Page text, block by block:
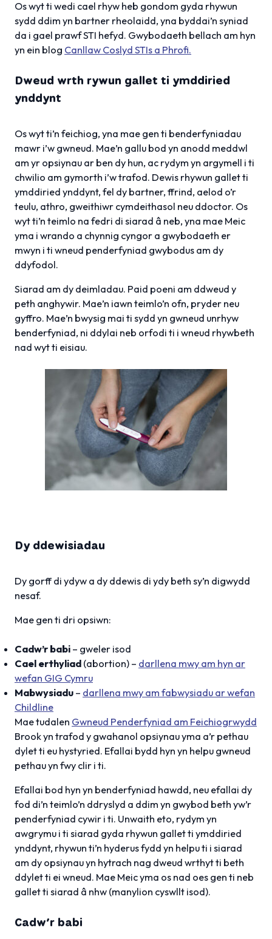
Os wyt ti wedi cael rhyw heb gondom gyda rhywun
sydd ddim yn bartner rheolaidd, yna byddai’n syniad
da i gael prawf STI hefyd. Gwybodaeth bellach am hyn
yn ein blog Canllaw Coslyd STIs a Phrofi.
Dweud wrth rywun gallet ti ymddiried
ynddynt
Os wyt ti’n feichiog, yna mae gen ti benderfyniadau
mawr i’w gwneud. Mae’n gallu bod yn anodd meddwl
am yr opsiynau ar ben dy hun, ac rydym yn argymell i ti
chwilio am gymorth i’w trafod. Dewis rhywun gallet ti
ymddiried ynddynt, fel dy bartner, ffrind, aelod o’r
teulu, athro, gweithiwr cymdeithasol neu ddoctor. Os
wyt ti’n teimlo na fedri di siarad â neb, yna mae Meic
yma i wrando a chynnig cyngor a gwybodaeth er
mwyn i ti wneud penderfyniad gwybodus am dy
ddyfodol.
Siarad am dy deimladau. Paid poeni am ddweud y
peth anghywir. Mae’n iawn teimlo’n ofn, pryder neu
gyffro. Mae’n bwysig mai ti sydd yn gwneud unrhyw
benderfyniad, ni ddylai neb orfodi ti i wneud rhywbeth
nad wyt ti eisiau.
Dy ddewisiadau
Dy gorff di ydyw a dy ddewis di ydy beth sy’n digwydd
nesaf.
Mae gen ti dri opsiwn:
Cadw’r babi – gweler isod
Cael erthyliad (abortion) – darllena mwy am hyn ar
wefan GIG Cymru
Mabwysiadu – darllena mwy am fabwysiadu ar wefan
Childline
Mae tudalen Gwneud Penderfyniad am Feichiogrwydd
Brook yn trafod y gwahanol opsiynau yma a’r pethau
dylet ti eu hystyried. Efallai bydd hyn yn helpu gwneud
pethau yn fwy clir i ti.
Efallai bod hyn yn benderfyniad hawdd, neu efallai dy
fod di’n teimlo’n ddryslyd a ddim yn gwybod beth yw’r
penderfyniad cywir i ti. Unwaith eto, rydym yn
awgrymu i ti siarad gyda rhywun gallet ti ymddiried
ynddynt, rhywun ti’n hyderus fydd yn helpu ti i siarad
am dy opsiynau yn hytrach nag dweud wrthyt ti beth
ddylet ti ei wneud. Mae Meic yma os nad oes gen ti neb
gallet ti siarad â nhw (manylion cyswllt isod).
Cadw’r babi